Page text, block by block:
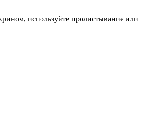
используйте пролистывание или